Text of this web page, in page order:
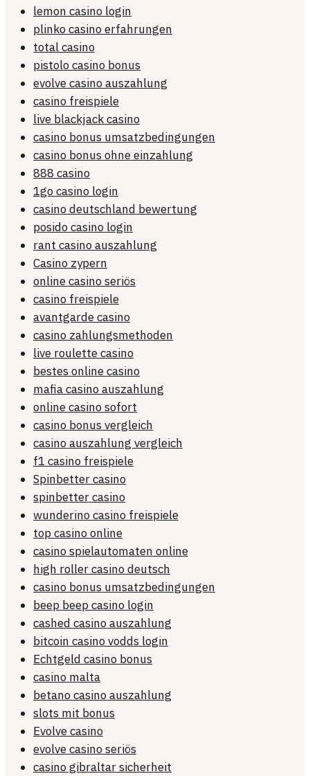
lemon casino login
plinko casino erfahrungen
total casino
pistolo casino bonus
evolve casino auszahlung
casino freispiele
live blackjack casino
casino bonus umsatzbedingungen
casino bonus ohne einzahlung
888 casino
1go casino login
casino deutschland bewertung
posido casino login
rant casino auszahlung
Casino zypern
online casino seriös
casino freispiele
avantgarde casino
casino zahlungsmethoden
live roulette casino
bestes online casino
mafia casino auszahlung
online casino sofort
casino bonus vergleich
casino auszahlung vergleich
f1 casino freispiele
Spinbetter casino
spinbetter casino
wunderino casino freispiele
top casino online
casino spielautomaten online
high roller casino deutsch
casino bonus umsatzbedingungen
beep beep casino login
cashed casino auszahlung
bitcoin casino vodds login
Echtgeld casino bonus
casino malta
betano casino auszahlung
slots mit bonus
Evolve casino
evolve casino seriös
casino gibraltar sicherheit